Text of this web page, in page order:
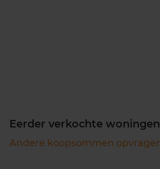
Eerder verkochte
Andere koopsommen